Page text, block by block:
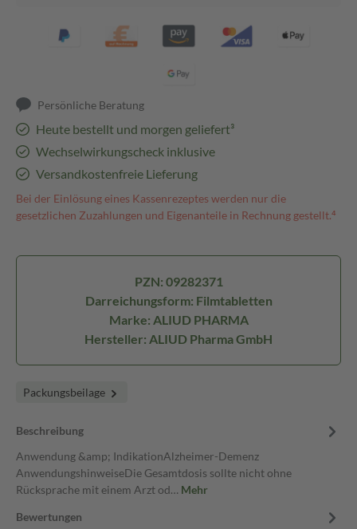
Persönliche Beratung
Heute bestellt und morgen geliefert³
Wechselwirkungscheck inklusive
Versandkostenfreie Lieferung
Bei der Einlösung eines Kassenrezeptes werden nur die
gesetzlichen Zuzahlungen und Eigenanteile in Rechnung gestellt.⁴
PZN: 09282371
Darreichungsform: Filmtabletten
Marke: ALIUD PHARMA
Hersteller: ALIUD Pharma GmbH
Packungsbeilage
Beschreibung
Anwendung &amp; IndikationAlzheimer-Demenz
AnwendungshinweiseDie Gesamtdosis sollte nicht ohne
Rücksprache mit einem Arzt od… Mehr
Bewertungen